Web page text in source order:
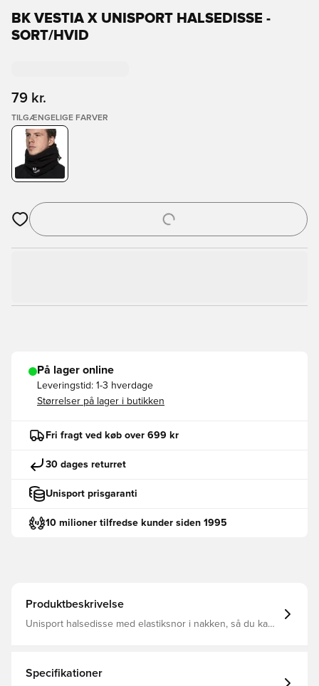
BK VESTIA X UNISPORT HALSEDISSE -
SORT/HVID
79 kr.
TILGÆNGELIGE FARVER
Åbner en Modal til at logge ind eller tilmelde dig som medlem
På lager online
Leveringstid: 1-3 hverdage
Størrelser på lager i butikken
Fri fragt ved køb over 699 kr
30 dages returret
Unisport prisgaranti
10 milioner tilfredse kunder siden 1995
Produktbeskrivelse
Unisport halsedisse med elastiksnor i nakken, så du kan
Specifikationer